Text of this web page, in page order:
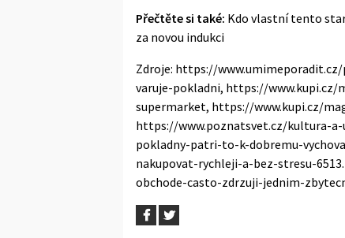
Přečtěte si také: Kdo vlastní tento
za novou indukci
Zdroje: https://
varuje-pokladni, https://
supermarket, https://www.kupi.cz/
https://www.poznatsvet.cz/kultura-
pokladny-patri-to-k-dobremu-
nakupovat-rychleji-a-bez-stresu-
obchode-casto-zdrzuji-jednim-